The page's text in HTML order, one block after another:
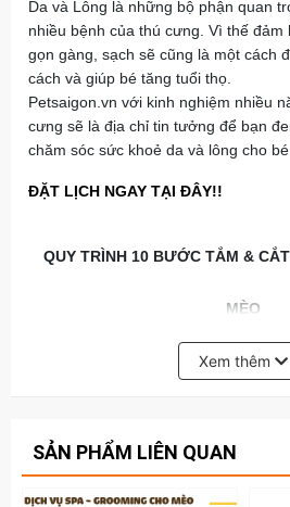
Da và Lông là những bộ phận quan
nhiều bệnh của thú cưng. Vì thế đảm
gọn gàng, sạch sẽ cũng là một cách
cách và giúp bé tăng tuổi thọ.
Petsaigon.vn với kinh nghiệm nhiều
cưng sẽ là địa chỉ tin tưởng để bạn
chăm sóc sức khoẻ da và lông cho bé.
ĐẶT LỊCH NGAY TẠI ĐÂY!!
QUY TRÌNH 10 BƯỚC TẮM &
MÈO
Xem thêm
SẢN PHẨM LIÊN QUAN